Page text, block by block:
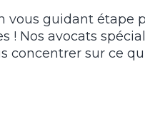
vous guidant étape
! Nos avocats
concentrer sur ce